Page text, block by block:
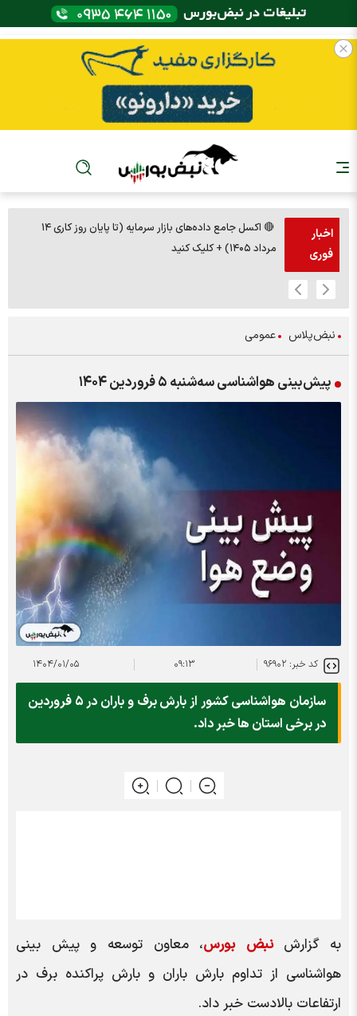
اخبار
فوری
🔴 اکسل جامع داده‌های بازار سرمایه (تا پایان روز کاری ۱۴
مرداد ۱۴۰۵) + کلیک کنید
نبض‌پلاس عمومی
پیش‌بینی هواشناسی سه‌شنبه ۵ فروردین ۱۴۰۴
کد خبر: ۹۶۹۰۲ ۰۹:۱۳ ۱۴۰۴/۰۱/۰۵
سازمان هواشناسی کشور از بارش برف و باران در ۵ فروردین
در برخی استان ها خبر داد.
به گزارشنبض بورس، معاون توسعه و پیش بینی
هواشناسی از تداوم بارش باران و بارش پراکنده برف در
ارتفاعات بالادست خبر داد.